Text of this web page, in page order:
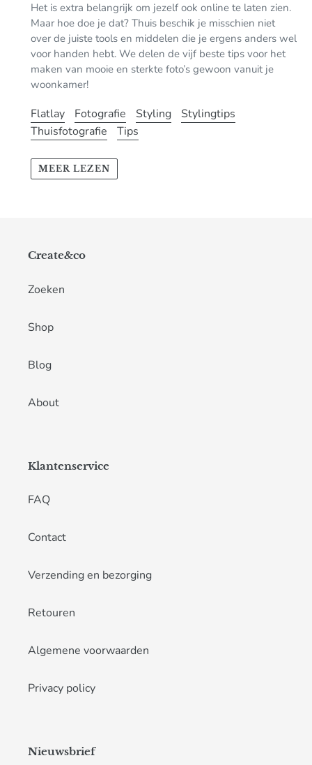
Het is extra belangrijk om jezelf ook online te laten zien.
Maar hoe doe je dat? Thuis beschik je misschien niet
over de juiste tools en middelen die je ergens anders wel
voor handen hebt. We delen de vijf beste tips voor het
maken van mooie en sterkte foto’s gewoon vanuit je
woonkamer!
Flatlay Fotografie Styling
Stylingtips
Thuisfotografie
Tips
MEER LEZEN
Create&co
Zoeken
Shop
Blog
About
Klantenservice
FAQ
Contact
Verzending en bezorging
Retouren
Algemene voorwaarden
Privacy policy
Nieuwsbrief